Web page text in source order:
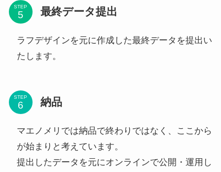
STEP 最終データ提出
ラフデザインを元に作成した最終データを提出い
たします。
STEP 納品
マエノメリでは納品で終わりではなく、ここから
が始まりと考えています。
提出したデータを元にオンラインで公開・運用し